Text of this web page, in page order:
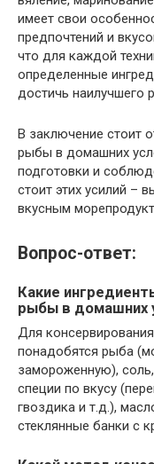
имеет свои
предпочтений и
что для каждой
определенные
достичь наилучшего
В заключение стоит
рыбы в домашних
подготовки и
стоит этих усилий –
вкусным
Вопрос-ответ:
Какие
рыбы в домашних
Для
понадобятся рыба
замороженную),
специи по вкусу
гвоздика и т.д.),
стеклянные банки с